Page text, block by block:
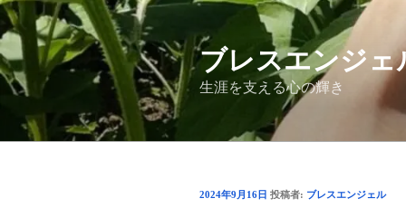
コ
ン
テ
ン
ツ
ス
ブレスエンジェ
生涯を支える心の輝き
投
2024年9月16日 投稿者: ブレスエンジェル